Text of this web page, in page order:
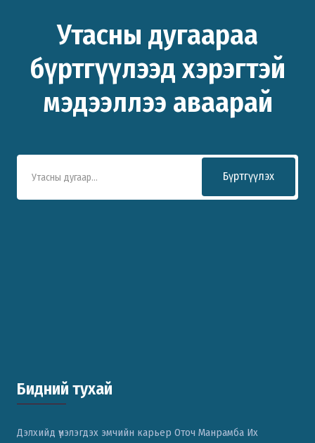
Утасны дугаараа
бүртгүүлээд хэрэгтэй
мэдээллээ аваарай
Бүртгүүлэх
Бидний тухай
Дэлхийд үнэлэгдэх эмчийн карьер Оточ Манрамба Их